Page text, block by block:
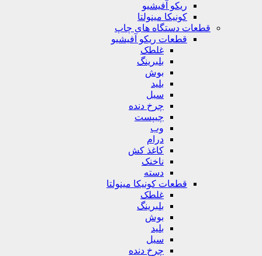
ریکو آفیشیو
کونیکا مینولتا
قطعات دستگاه های چاپ
قطعات ریکو آفیشیو
غلطک
بلبرینگ
بوش
بلید
سیل
چرخ دنده
چیپست
وب
درام
کاغذ کش
ناخنک
دسته
قطعات کونیکا مینولتا
غلطک
بلبرینگ
بوش
بلید
سیل
چرخ دنده